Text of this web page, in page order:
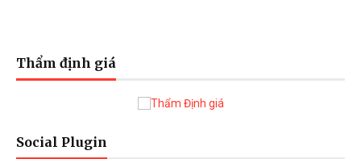
Thẩm định giá
Social Plugin